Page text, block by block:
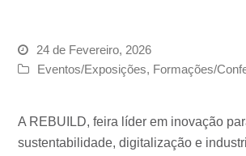
24 de Fevereiro, 2026
Eventos/Exposições, Formações/
A REBUILD, feira líder em inovação
sustentabilidade, digitalização e